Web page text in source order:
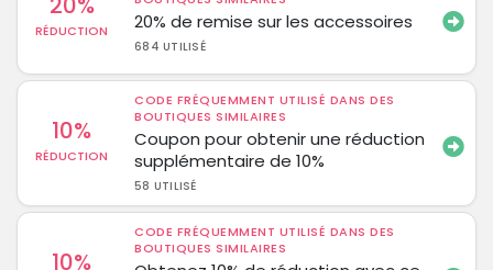
RÉDUCTION 20% de remise sur les accessoires
684 UTILISÉ
10%
RÉDUCTION
CODE FRÉQUEMMENT UTILISÉ DANS DES
BOUTIQUES SIMILAIRES
Coupon pour obtenir une réduction
supplémentaire de 10%
58 UTILISÉ
10%
CODE FRÉQUEMMENT UTILISÉ DANS DES
BOUTIQUES SIMILAIRES